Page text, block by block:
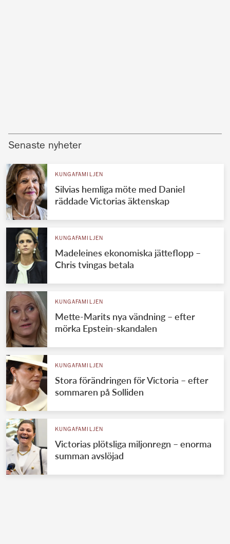
Senaste nyheter
KUNGAFAMILJEN
Silvias hemliga möte med Daniel
räddade Victorias äktenskap
KUNGAFAMILJEN
Madeleines ekonomiska jätteflopp –
Chris tvingas betala
KUNGAFAMILJEN
Mette-Marits nya vändning – efter
mörka Epstein-skandalen
KUNGAFAMILJEN
Stora förändringen för Victoria – efter
sommaren på Solliden
KUNGAFAMILJEN
Victorias plötsliga miljonregn – enorma
summan avslöjad